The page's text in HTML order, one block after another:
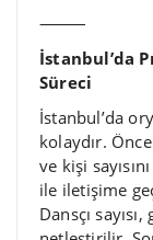
⸻
İstanbul’da
Süreci
İstanbul’da
kolaydır.
ve kişi
ile iletişime
Dansçı